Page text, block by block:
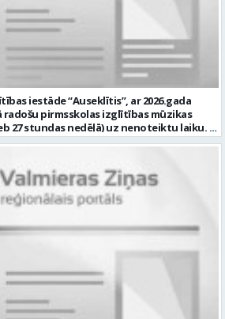
profesionālā kvalifikācija saskaņā ar
par bērnu attīstību, iekļaujošās
pedagoga darba metodēm
organizēt un izvērtēt individuālo
un komunikācijas prasmes
un kolēģiem Atbildības sajūta, empātija,
ētika Labas latviešu valodas
aktu prasībām Prasme strādāt ar
tehnoloģijām ikdienas darba
EUR 1351 pirms nodokļu
par darbu īpašos apstākļos) Sociālās
pilnveides iespējas Dinamisku,
profesionālās
izglītības dokumenta kopiju lūdzam
e-pastā vgv@valmiera.edu.lv.
iela 9, Valmiera, Valmieras nov.
Zinātne Pieteikto vietu skaits: 1 Aktuāla
vgv@valmiera.edu.lv 29182105
iestāde “Auseklītis”, ar 2026.gada
pirmsskolas izglītības mūzikas
27 stundas nedēļā) uz nenoteiktu laiku.
Kocēnu pagasts, Valmieras novads
procesu; veikt izglītojamo attīstības
ar Iestādes skolotājiem, organizēt
jautrus brīžus un citas aktivitātes;
amata veikšanai nepieciešamo
vidē; iesaistīties Iestādes attīstības
kompetencei; un Jums ir:
kabineta noteikumiem Nr. 569
nepieciešamo izglītību un profesionālo
profesionālās kompetences pilnveides
bērniem; valsts valodas prasmes
prasībām; obligāta ārsta izziņa
strādāt pedagoģisko darbu; atbilstība